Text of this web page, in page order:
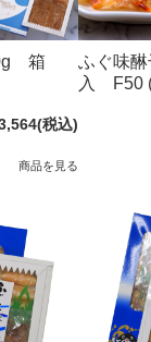
箱
(税込)
商品を見る
ふぐ味
入 F50